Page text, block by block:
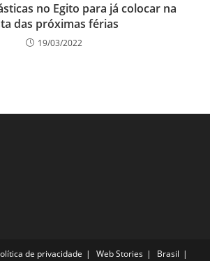
no Egito para já colocar na
das próximas férias
19/03/2022
de privacidade Web Stories Brasil